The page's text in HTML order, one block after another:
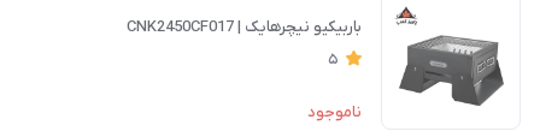
باربیکیو نیچرهایک | CNK2450CF017
5
ناموجود